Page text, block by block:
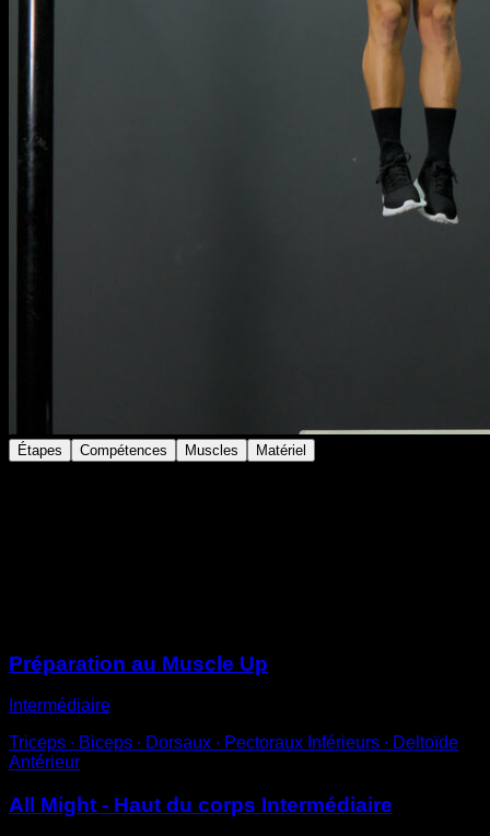
Étapes Compétences Muscles Matériel
Préparation au Muscle Up
Intermédiaire
Triceps ∙ Biceps ∙ Dorsaux ∙ Pectoraux Inférieurs ∙ Deltoïde
Antérieur
All Might - Haut du corps Intermédiaire